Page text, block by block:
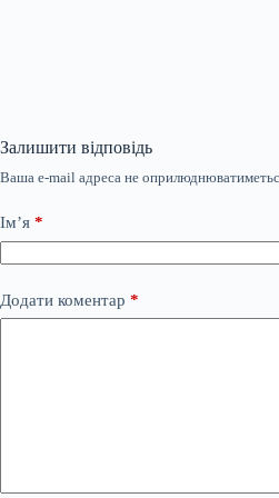
Залишити відповідь
Ваша e-mail адреса не
Ім’я *
Додати коментар *